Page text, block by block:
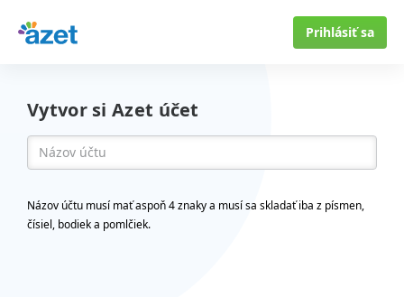
Prihlásiť sa
Vytvor si Azet účet
Názov účtu musí mať aspoň 4 znaky a musí sa skladať iba z písmen,
čísiel, bodiek a pomlčiek.